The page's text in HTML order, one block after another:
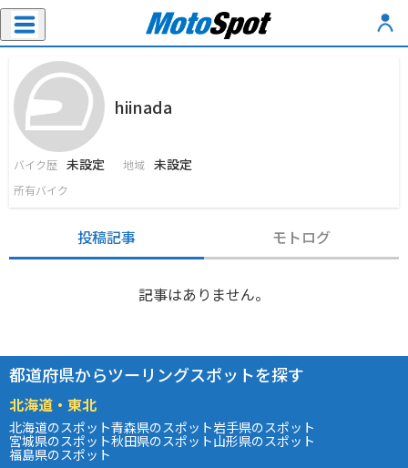
hiinada
バイク歴 未設定 地域 未設定
所有バイク
投稿記事 モトログ
記事はありません。
都道府県からツーリングスポットを探す
北海道・東北
北海道のスポット青森県のスポット岩手県のスポット
宮城県のスポット秋田県のスポット山形県のスポット
福島県のスポット